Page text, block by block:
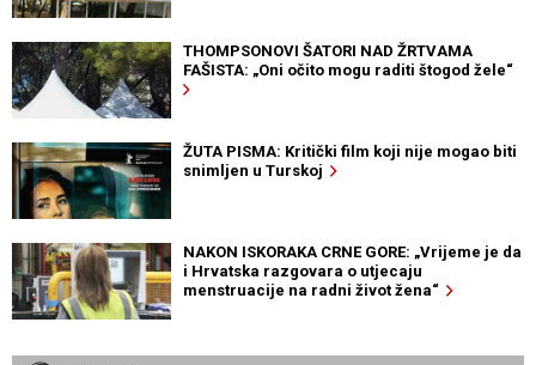
THOMPSONOVI ŠATORI NAD ŽRTVAMA
FAŠISTA: „Oni očito mogu raditi štogod žele“
ŽUTA PISMA: Kritički film koji nije mogao biti
snimljen u Turskoj
NAKON ISKORAKA CRNE GORE: „Vrijeme je da
i Hrvatska razgovara o utjecaju
menstruacije na radni život žena“